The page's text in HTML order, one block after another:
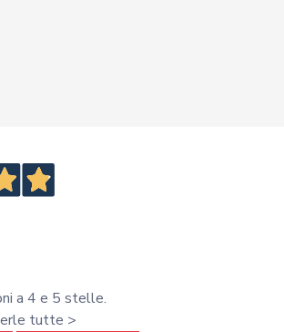
a 4 e 5 stelle.
tutte >